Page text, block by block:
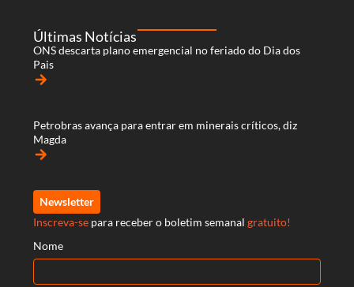
Últimas Notícias
ONS descarta plano emergencial no feriado do Dia dos
Pais
arrow_forward
Petrobras avança para entrar em minerais críticos, diz
Magda
arrow_forward
Newsletter
Inscreva-se para receber o boletim semanal gratuito!
Nome